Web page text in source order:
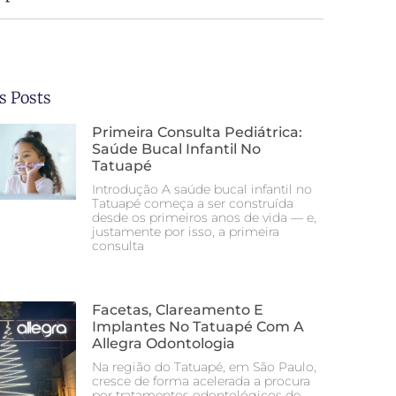
Posts
Primeira Consulta Pediátrica:
Saúde Bucal Infantil No
Tatuapé
Introdução A saúde bucal infantil no
Tatuapé começa a ser construída
desde os primeiros anos de vida — e,
justamente por isso, a primeira
consulta
Facetas, Clareamento E
Implantes No Tatuapé Com A
Allegra Odontologia
Na região do Tatuapé, em São Paulo,
cresce de forma acelerada a procura